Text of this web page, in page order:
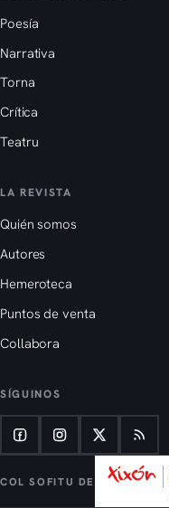
Poesía
Narrativa
Torna
Crítica
Teatru
LA REVISTA
Quién somos
Autores
Hemeroteca
Puntos de venta
Collabora
SÍGUINOS
COL SOFITU DE